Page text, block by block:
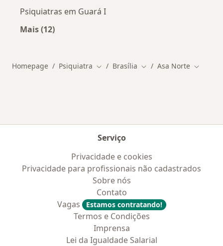
Psiquiatras em Guará I
Mais (12)
Homepage Psiquiatra Mudar de cidade
Brasília Mudar de cidade
Asa Norte Mudar
Serviço
Privacidade e cookies
Privacidade para profissionais não cadastrados
Sobre nós
Contato
Vagas
Estamos contratando!
Termos e Condições
Imprensa
Lei da Igualdade Salarial